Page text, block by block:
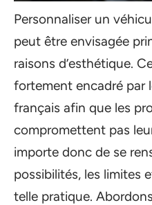
Personnaliser un
peut être envisagée
raisons d’esthétique.
fortement encadré par
français afin que les
compromettent pas
importe donc de se
possibilités, les limites
telle pratique.